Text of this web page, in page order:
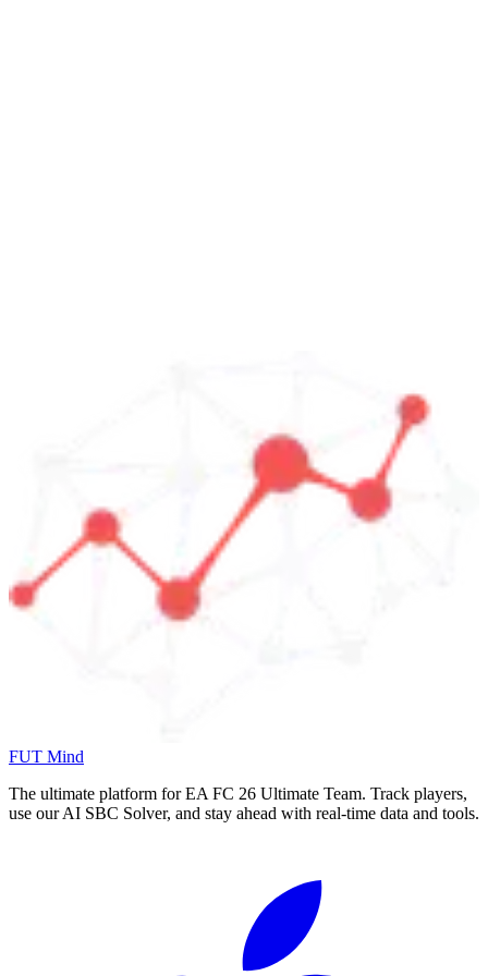
FUT Mind
The ultimate platform for EA FC 26 Ultimate Team. Track players,
use our AI SBC Solver, and stay ahead with real-time data and tools.